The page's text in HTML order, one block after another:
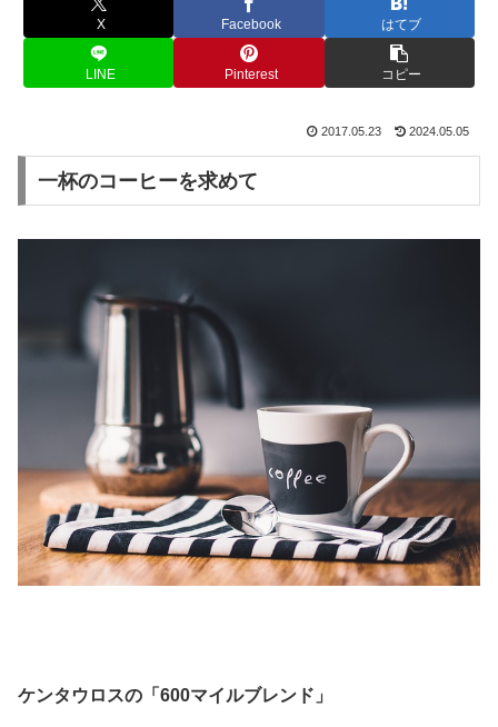
X Facebook はてブ
LINE Pinterest コピー
2017.05.23 2024.05.05
一杯のコーヒーを求めて
ケンタウロスの「600マイルブレンド」